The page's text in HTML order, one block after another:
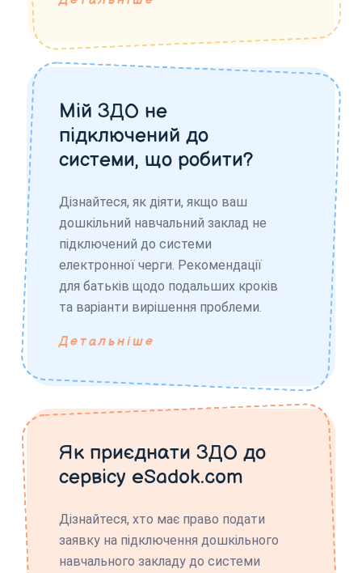
Мій ЗДО не
підключений до
системи, що робити?
Дізнайтеся, як діяти, якщо ваш
дошкільний навчальний заклад не
підключений до системи
електронної черги. Рекомендації
для батьків щодо подальших кроків
та варіанти вирішення проблеми.
Детальніше
Як приєднати ЗДО до
сервісу eSadok.com
Дізнайтеся, хто має право подати
заявку на підключення дошкільного
навчального закладу до системи